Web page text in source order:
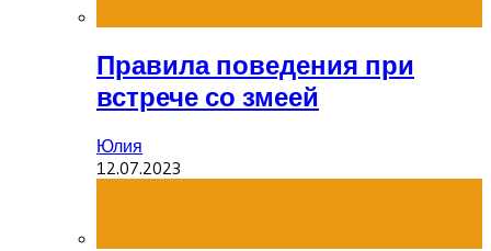
Правила поведения при
встрече со змеей
Юлия
12.07.2023